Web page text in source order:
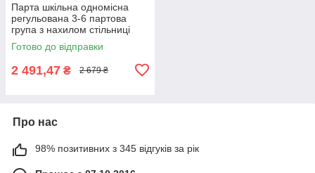
Парта шкільна одномісна
регульована 3-6 партова
група з нахилом стільниці
жовтогаряча AMF
Готово до відправки
2 491,47 ₴ 2 679 ₴
Про нас
98% позитивних з 345 відгуків за рік